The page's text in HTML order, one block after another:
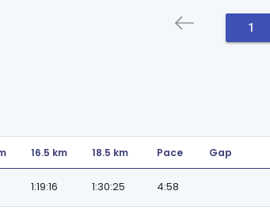
1
16.5 km 18.5 km Pace Gap
1:19:16 1:30:25 4:58